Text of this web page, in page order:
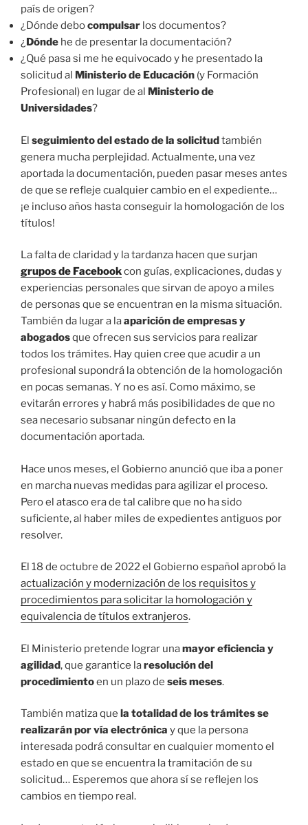
país de origen?
¿Dónde debocompulsar los documentos?
¿ Dónde he de presentar la documentación?
¿Qué pasa si me he equivocado y he presentado la
solicitud al Ministerio de Educación (y Formación
Profesional) en lugar de al Ministerio de
Universidades?
El seguimiento del estado de la solicitudtambién
genera mucha perplejidad. Actualmente, una vez
aportada la documentación, pueden pasar meses antes
de que se refleje cualquier cambio en el expediente…
¡e incluso años hasta conseguir la homologación de los
títulos!
La falta de claridad y la tardanza hacen que surjan
grupos de Facebookcon guías, explicaciones, dudas y
experiencias personales que sirvan de apoyo a miles
de personas que se encuentran en la misma situación.
También da lugar a laaparición de empresas y
abogadosque ofrecen sus servicios para realizar
todos los trámites. Hay quien cree que acudir a un
profesional supondrá la obtención de la homologación
en pocas semanas. Y no es así. Como máximo, se
evitarán errores y habrá más posibilidades de que no
sea necesario subsanar ningún defecto en la
documentación aportada.
Hace unos meses, el Gobierno anunció que iba a poner
en marcha nuevas medidas para agilizar el proceso.
Pero el atasco era de tal calibre que no ha sido
suficiente, al haber miles de expedientes antiguos por
resolver.
El 18 de octubre de 2022 el Gobierno español aprobó la
actualización y modernización de los requisitos y
procedimientos para solicitar la homologación y
equivalencia de títulos extranjeros.
El Ministerio pretende lograr unamayor eficiencia y
agilidad, que garantice laresolución del
procedimientoen un plazo de seis meses.
También matizaque la totalidad de los trámites se
realizarán por vía electrónica y que la persona
interesada podrá consultar en cualquier momento el
estado en que se encuentra la tramitación de su
solicitud… Esperemos que ahora sí se reflejen los
cambios en tiempo real.